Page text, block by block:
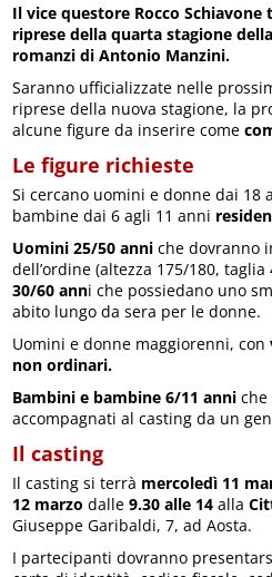
Il vice questore Rocco Schiavone
riprese della quarta stagione
romanzi di Antonio Manzini.
Saranno ufficializzate nelle
riprese della nuova stagione, la
alcune figure da inserire come
Le figure richieste
Si cercano uomini e donne dai 18
bambine dai 6 agli 11 anni
Uomini 25/50 anni che dovranno
dell’ordine (altezza 175/180, taglia
30/60 anni che possiedano uno
abito lungo da sera per le donne.
Uomini e donne maggiorenni, con
non ordinari.
Bambini e bambine 6/11 anni che
accompagnati al casting da un
Il casting
Il casting si terrà mercoledì 11
12 marzo dalle9.30 alle 14 alla
Giuseppe Garibaldi, 7, ad Aosta.
I partecipanti dovranno